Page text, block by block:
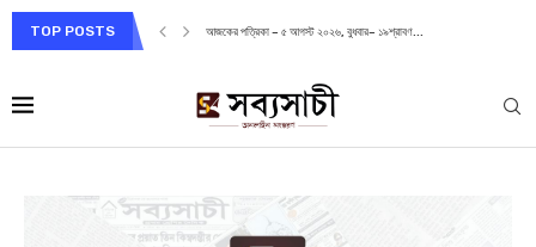
TOP POSTS আজকের পত্রিকা – ৫ আগস্ট ২০২৬, বুধবার– ১৯শ্রাবণ...